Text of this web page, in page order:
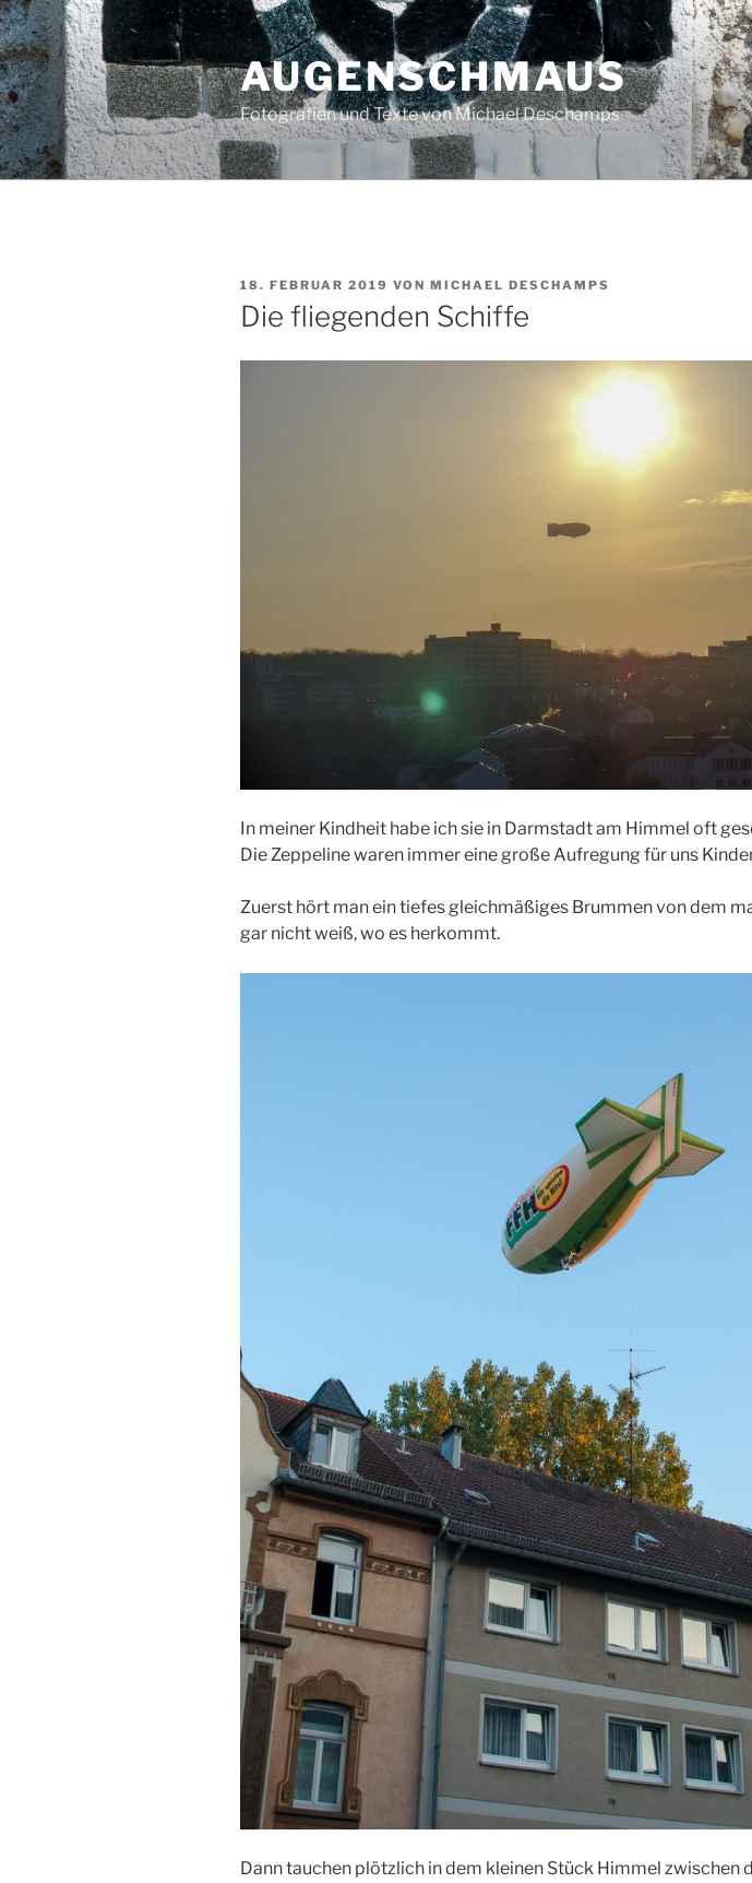
Zum
Inhalt
springen
AUGENSCHMAUS
Fotografien und Texte von Michael Deschamps
VERÖFFENTLICHT
AM
18. FEBRUAR 2019 VON MICHAEL DESCHAMPS
Die fliegenden Schiffe
In meiner Kindheit habe ich sie in Darmstadt am Himmel oft
Die Zeppeline waren immer eine große Aufregung für uns
Zuerst hört man ein tiefes gleichmäßiges Brummen von dem
gar nicht weiß, wo es herkommt.
Dann tauchen plötzlich in dem kleinen Stück Himmel zwischen